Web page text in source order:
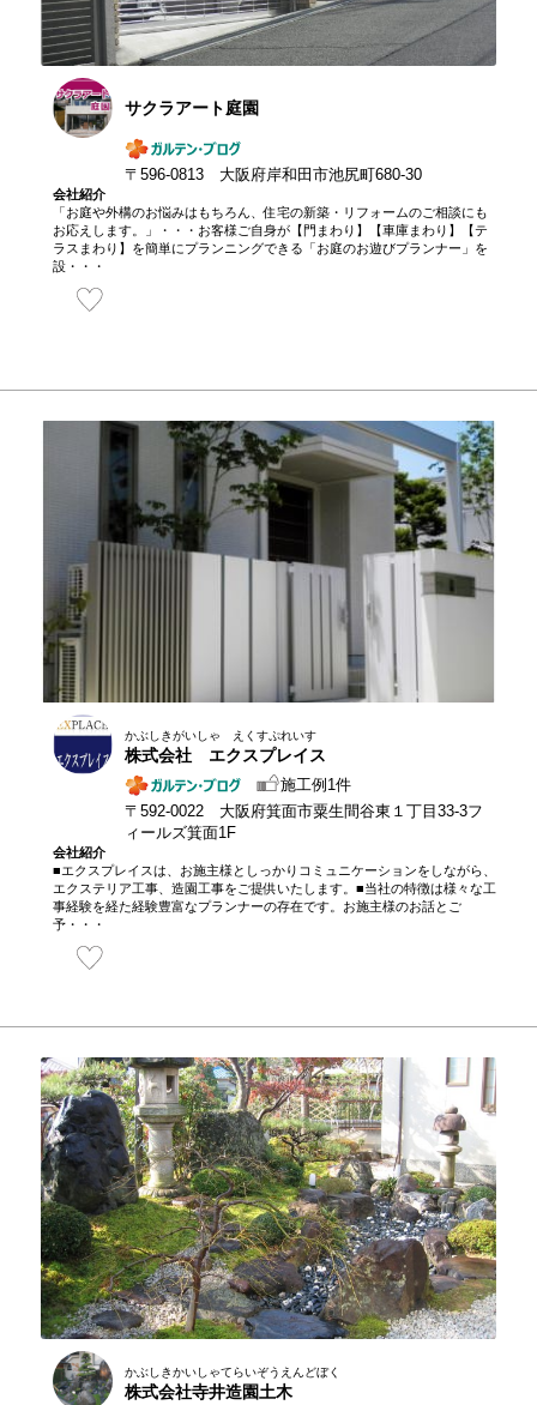
サクラアート庭園
〒596-0813 大阪府岸和田市池尻町680-30
会社紹介
「お庭や外構のお悩みはもちろん、住宅の新築・リフォームのご相談にも
お応えします。」・・・お客様ご自身が【門まわり】【車庫まわり】【テ
ラスまわり】を簡単にプランニングできる「お庭のお遊びプランナー」を
設・・・
かぶしきがいしゃ えくすぷれいす
株式会社 エクスプレイス
施工例1件
〒592-0022 大阪府箕面市粟生間谷東１丁目33-3フ
ィールズ箕面1F
会社紹介
■エクスプレイスは、お施主様としっかりコミュニケーションをしながら、
エクステリア工事、造園工事をご提供いたします。■当社の特徴は様々な工
事経験を経た経験豊富なプランナーの存在です。お施主様のお話とご
予・・・
かぶしきかいしゃてらいぞうえんどぼく
株式会社寺井造園土木